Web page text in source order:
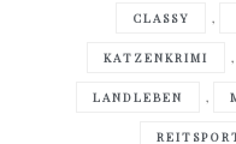
CLASSY ,
KATZENKRIMI ,
LANDLEBEN ,